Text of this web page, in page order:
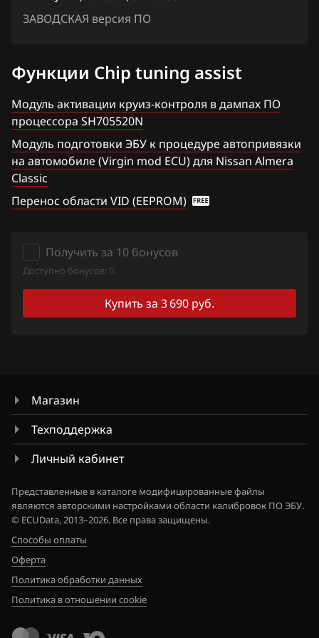
Ford
Foton
GAC
Geely
Genesis
GMC
Groz
Haval
Hongqi
Howo
Hummer
Infiniti
Iran Khodro
Isuzu
Iveco
JAC
Qashqai, Dualis, Rogue
Skyline
Stagea
Sunny
Teana (J31)
Teana (L33)
Tiida
Tiida 1.6 Turbo 190hp
Wingroad
X-Trail 2.0
X-Trail 2.5
Xterra
Z350
Z370
1TRE8J9N9_18H714_SH705507N
1TRE8J9N9_18H756_SH705507N
1TRE8J9N9_18H912_SH705507N
1TREA76N6_18H770_SH705507N
1TREA76N6_18H970_SH705507N
2JCSFEDA_13UG3B_SH705828N
2JCSFEDA_13UG8A_SH705828N
2JCSXED2_13UG1A_SH705828N
3TRTTE6_1EQ780_SH705513N
3TRTTE6_1EQ79A_SH705513N
3TRTTE6_1EQ805_SH705513N
3TRTTE6_1EQ81A_SH705513N
3TRTTE6_1EQ81B_SH705513N
3TRTTE6_1EQ85A_SH705513N
ЗАВОДСКАЯ версия ПО
Функции Chip tuning assist
Модуль активации круиз-контроля в дампах ПО
процессора SH705520N
Модуль подготовки ЭБУ к процедуре автопривязки
на автомобиле (Virgin mod ECU) для Nissan Almera
Classic
Перенос области VID (EEPROM)
Получить за 10 бонусов
Доступно бонусов: 0.
Купить за 3 690 руб.
Магазин
Техподдержка
Личный кабинет
Представленные в каталоге модифицированные файлы
являются авторскими настройками области калибровок ПО ЭБУ.
© ECUData, 2013–2026. Все права защищены.
Способы оплаты
Оферта
Политика обработки данных
Политика в отношении cookie